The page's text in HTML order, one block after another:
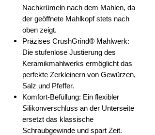
Nachkrümeln nach dem Mahlen, da
der geöffnete Mahlkopf stets nach
oben zeigt.
Präzises CrushGrind® Mahlwerk:
Die stufenlose Justierung des
Keramikmahlwerks ermöglicht das
perfekte Zerkleinern von Gewürzen,
Salz und Pfeffer.
Komfort-Befüllung: Ein flexibler
Silikonverschluss an der Unterseite
ersetzt das klassische
Schraubgewinde und spart Zeit.